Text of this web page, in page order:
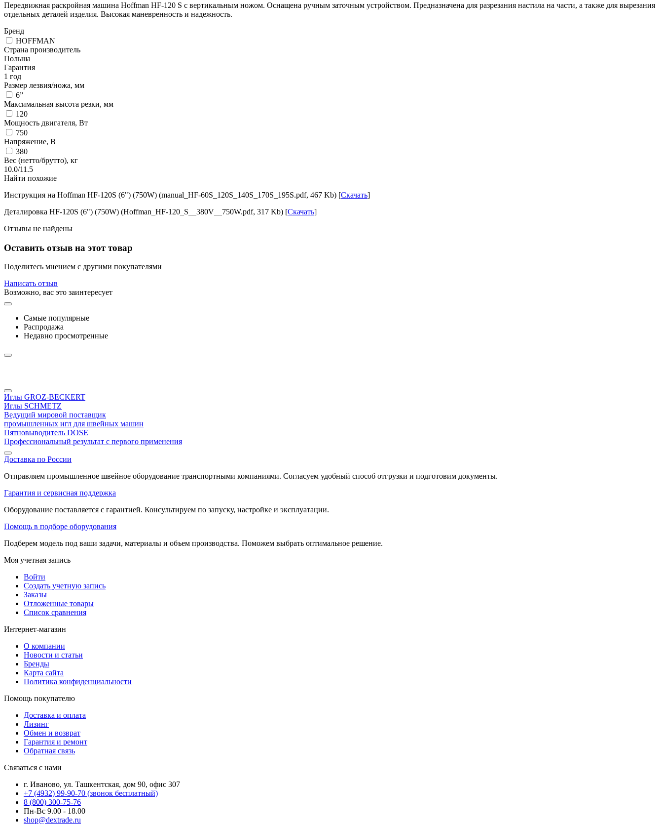
Передвижная раскройная машина Hoffman HF-120 S с вертикальным ножом. Оснащена ручным заточным устройством. Предназначена для разрезания настила на части, а также для вырезания
отдельных деталей изделия. Высокая маневренность и надежность.
Бренд
HOFFMAN
Страна производитель
Польша
Гарантия
1 год
Размер лезвия/ножа, мм
6”
Максимальная высота резки, мм
120
Мощность двигателя, Вт
750
Напряжение, В
380
Вес (нетто/брутто), кг
10.0/11.5
Найти похожие
Инструкция на Hoffman HF-120S (6") (750W) (manual_HF-60S_120S_140S_170S_195S.pdf, 467 Kb) [Скачать]
Деталировка HF-120S (6") (750W) (Hoffman_HF-120_S__380V__750W.pdf, 317 Kb) [Скачать]
Отзывы не найдены
Оставить отзыв на этот товар
Поделитесь мнением с другими покупателями
Написать отзыв
Возможно, вас это заинтересует
Самые популярные
Распродажа
Недавно просмотренные
Иглы GROZ-BECKERT
Иглы SCHMETZ
Ведущий мировой поставщик
промышленных игл для швейных машин
Пятновыводитель DOSE
Профессиональный результат с первого применения
Доставка по России
Отправляем промышленное швейное оборудование транспортными компаниями. Согласуем удобный способ отгрузки и подготовим документы.
Гарантия и сервисная поддержка
Оборудование поставляется с гарантией. Консультируем по запуску, настройке и эксплуатации.
Помощь в подборе оборудования
Подберем модель под ваши задачи, материалы и объем производства. Поможем выбрать оптимальное решение.
Моя учетная запись
Войти
Создать учетную запись
Заказы
Отложенные товары
Список сравнения
Интернет-магазин
О компании
Новости и статьи
Бренды
Карта сайта
Политика конфиденциальности
Помощь покупателю
Доставка и оплата
Лизинг
Обмен и возврат
Гарантия и ремонт
Обратная связь
Связаться с нами
г. Иваново, ул. Ташкентская, дом 90, офис 307
+7 (4932) 99-90-70 (звонок бесплатный)
8 (800) 300-75-76
Пн-Вс 9.00 - 18.00
shop@dextrade.ru